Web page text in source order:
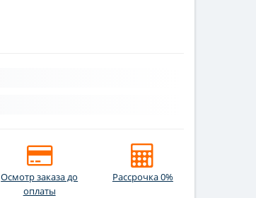
Осмотр заказа до
оплаты
Рассрочка 0%